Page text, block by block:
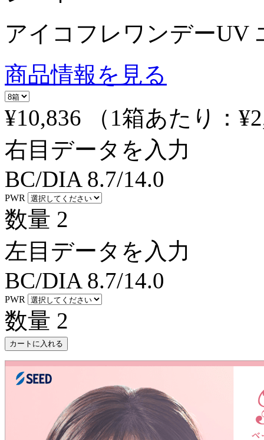
アイコフレワンデーUV
商品情報を見る
¥10,836
（1箱あたり：
右目データを入力
BC/DIA 8.7/14.0
PWR
数量 2
左目データを入力
BC/DIA 8.7/14.0
PWR
数量 2
カートに入れる